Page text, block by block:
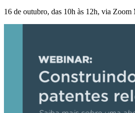
16 de outubro, das 10h às 12h, via Zoom